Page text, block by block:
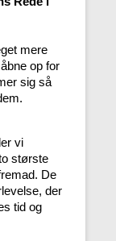
mere
op for
sig så
vi
største
De
der
tid og